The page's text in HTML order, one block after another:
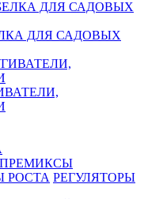
ДЛЯ САДОВЫХ
ПРЕМИКСЫ
РЕГУЛЯТОРЫ